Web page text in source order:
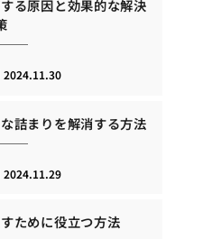
る原因と効果的な解決
2024.11.30
詰まりを解消する方法
2024.11.29
ために役立つ方法